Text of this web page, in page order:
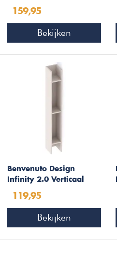
159,95
Bekijken
Benvenuto Design
Infinity 2.0 Verticaal
119,95
Bekijken